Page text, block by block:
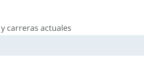
carreras actuales